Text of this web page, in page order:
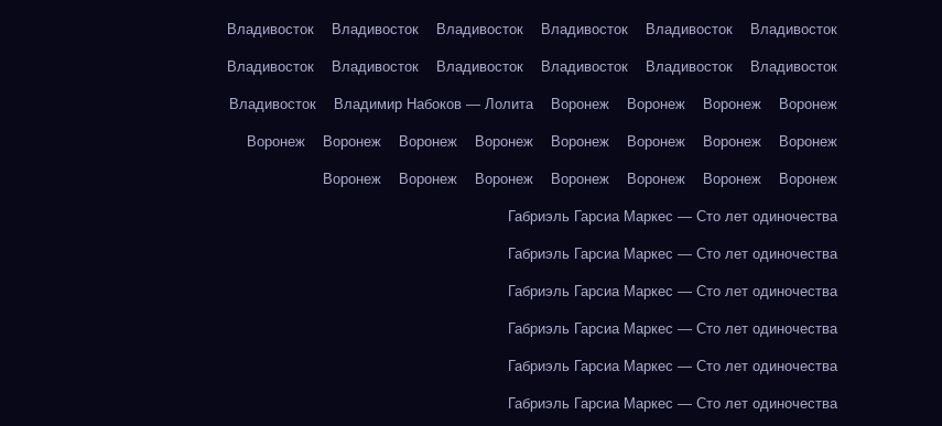
Владивосток Владивосток Владивосток Владивосток Владивосток Владивосток
Владивосток Владивосток Владивосток Владивосток Владивосток Владивосток
Владивосток Владимир Набоков — Лолита Воронеж Воронеж Воронеж Воронеж
Воронеж Воронеж Воронеж Воронеж Воронеж Воронеж Воронеж Воронеж
Воронеж Воронеж Воронеж Воронеж Воронеж Воронеж Воронеж
Габриэль Гарсиа Маркес — Сто лет одиночества
Габриэль Гарсиа Маркес — Сто лет одиночества
Габриэль Гарсиа Маркес — Сто лет одиночества
Габриэль Гарсиа Маркес — Сто лет одиночества
Габриэль Гарсиа Маркес — Сто лет одиночества
Габриэль Гарсиа Маркес — Сто лет одиночества